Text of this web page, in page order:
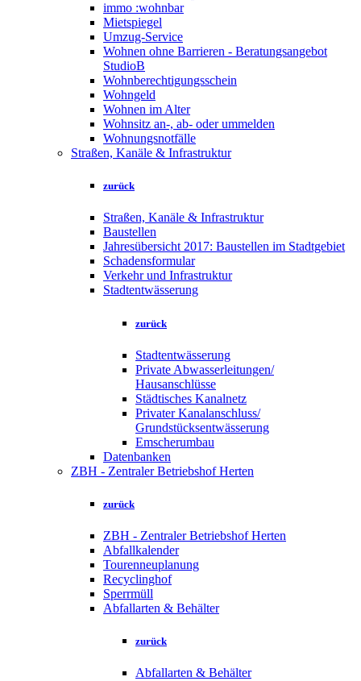
immo :wohnbar
Mietspiegel
Umzug-Service
Wohnen ohne Barrieren - Beratungsangebot
StudioB
Wohnberechtigungsschein
Wohngeld
Wohnen im Alter
Wohnsitz an-, ab- oder ummelden
Wohnungsnotfälle
Straßen, Kanäle & Infrastruktur
zurück
Straßen, Kanäle & Infrastruktur
Baustellen
Jahresübersicht 2017: Baustellen im Stadtgebiet
Schadensformular
Verkehr und Infrastruktur
Stadtentwässerung
zurück
Stadtentwässerung
Private Abwasserleitungen/
Hausanschlüsse
Städtisches Kanalnetz
Privater Kanalanschluss/
Grundstücksentwässerung
Emscherumbau
Datenbanken
ZBH - Zentraler Betriebshof Herten
zurück
ZBH - Zentraler Betriebshof Herten
Abfallkalender
Tourenneuplanung
Recyclinghof
Sperrmüll
Abfallarten & Behälter
zurück
Abfallarten & Behälter